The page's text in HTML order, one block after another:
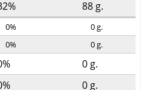
88 g.
0% 0g.
0% 0g.
0 g.
0 g.